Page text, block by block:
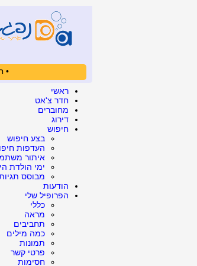
•
ראשי
חדר צ'אט
מחוברים
דירוג
חיפוש
בצע חיפוש
העדפות
איתור
ימי הולדת
מבוסס
הודעות
הפרופיל שלי
כללי
מראה
תחביבים
כמה מילים
תמונות
פרטי קשר
חסימות